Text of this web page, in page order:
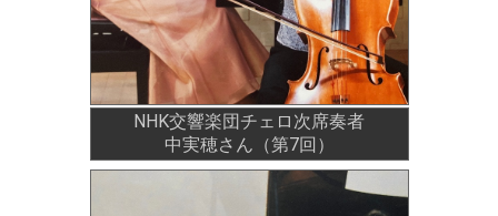
NHK交響楽団チェロ次席奏者
中実穂さん（第7回）